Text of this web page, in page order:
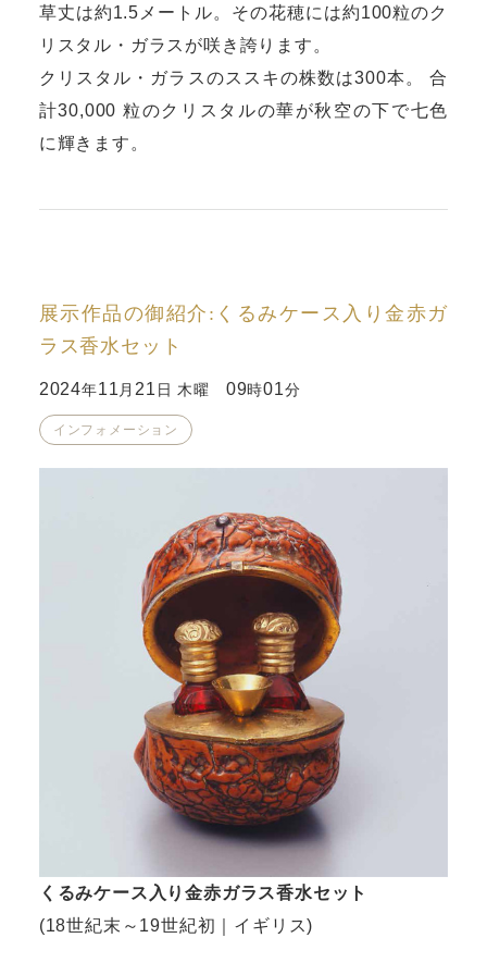
草丈は約1.5メートル。その花穂には約100粒のク
リスタル・ガラスが咲き誇ります。
クリスタル・ガラスのススキの株数は300本。 合
計30,000 粒のクリスタルの華が秋空の下で七色
に輝きます。
展示作品の御紹介:くるみケース入り金赤ガ
ラス香水セット
2024年11 月 21 日 木曜 09時01分
インフォメーション
くるみケース入り金赤ガラス香水セット
(18世紀末～19世紀初｜イギリス)